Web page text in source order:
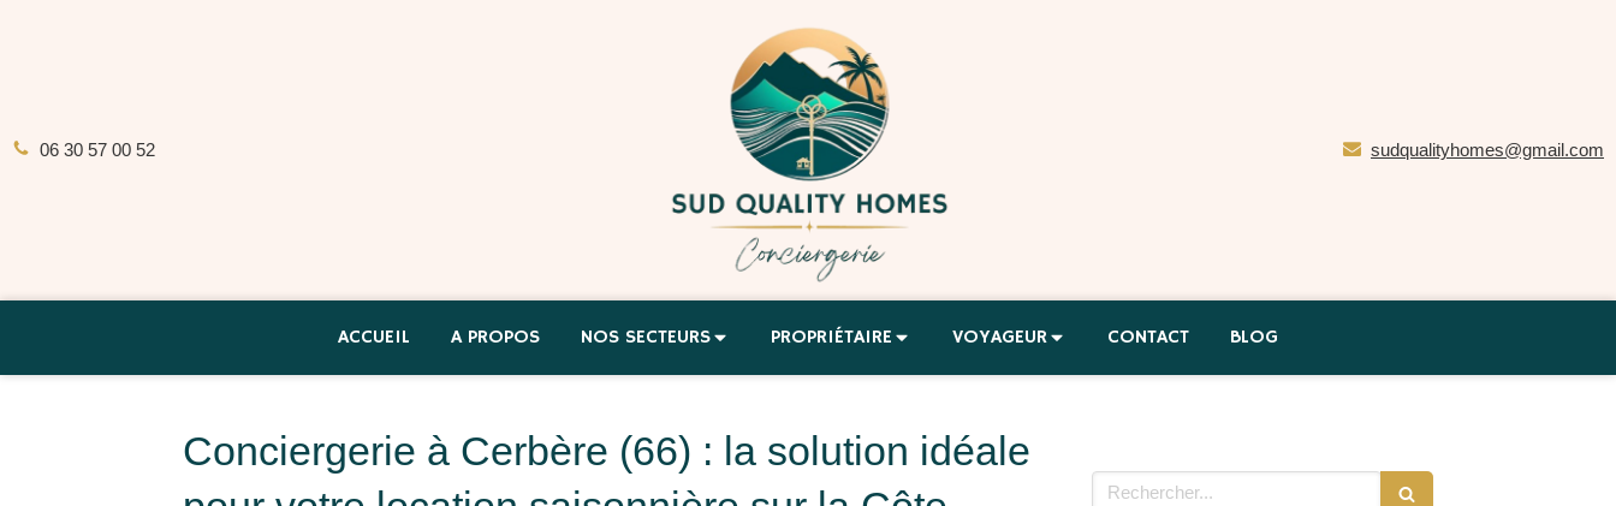
sudqualityhomes@gmail.com
06 30 57 00 52
ACCUEIL A PROPOS NOS SECTEURS PROPRIÉTAIRE VOYAGEUR CONTACT BLOG
Conciergerie à Cerbère (66) : la solution idéale
Rechercher